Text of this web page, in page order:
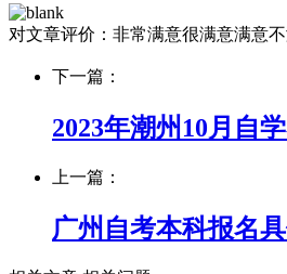
对文章评价： 非常满意很满意满意
下一篇：
2023年潮州10月自
上一篇：
广州自考本科报名